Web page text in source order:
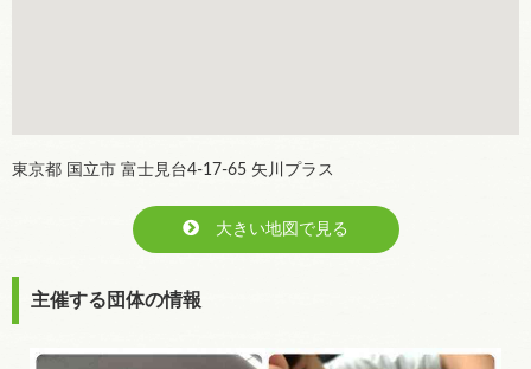
東京都 国立市 富士見台4-17-65 矢川プラス
大きい地図で見る
主催する団体の情報